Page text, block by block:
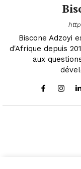
Biscone Adzoyi
d'Afrique depuis
aux